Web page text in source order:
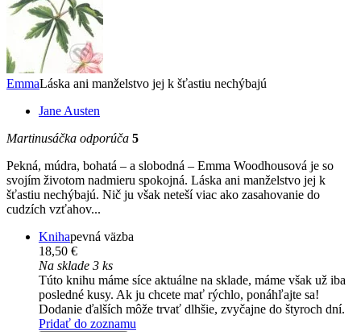
EmmaLáska ani manželstvo jej k šťastiu nechýbajú
Jane Austen
Martinusáčka odporúča 5
Pekná, múdra, bohatá – a slobodná – Emma Woodhousová je so
svojím životom nadmieru spokojná. Láska ani manželstvo jej k
šťastiu nechýbajú. Nič ju však neteší viac ako zasahovanie do
cudzích vzťahov...
Knihapevná väzba
18,50 €
Na sklade 3 ks
Túto knihu máme síce aktuálne na sklade, máme však už iba
posledné kusy. Ak ju chcete mať rýchlo, ponáhľajte sa!
Dodanie ďalších môže trvať dlhšie, zvyčajne do štyroch dní.
Pridať do zoznamu